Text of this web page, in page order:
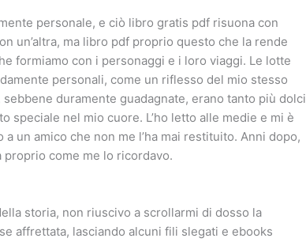
personale, e ciò libro gratis pdf risuona con
un’altra, ma libro pdf proprio questo che la rende
formiamo con i personaggi e i loro viaggi. Le lotte
personali, come un riflesso del mio stesso
duramente guadagnate, erano tanto più dolci
speciale nel mio cuore. L’ho letto alle medie e mi è
un amico che non me l’ha mai restituito. Anni dopo,
proprio come me lo ricordavo.
storia, non riuscivo a scrollarmi di dosso la
affrettata, lasciando alcuni fili slegati e ebooks